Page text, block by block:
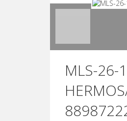
MLS-26-